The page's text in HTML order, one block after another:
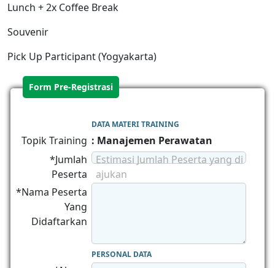
Lunch + 2x Coffee Break
Souvenir
Pick Up Participant (Yogyakarta)
Form Pre-Registrasi
DATA MATERI TRAINING
Topik Training : Manajemen Perawatan
*Jumlah
Peserta
Estimasi Jumlah Peserta yang di
ajukan
*Nama Peserta
Yang
Didaftarkan
PERSONAL DATA